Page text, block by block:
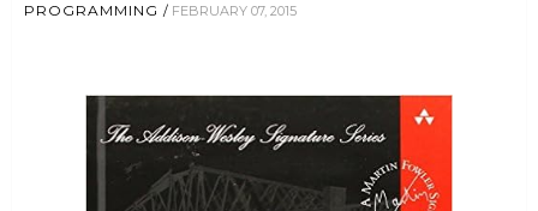
PROGRAMMING FEBRUARY 07, 2015